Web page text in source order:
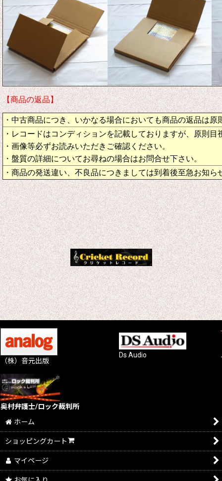
【商品の返品】
・中古商品につき、いかなる場合においても商品の返品は原
・レコードはコンディションを記載しておりますが、原則目
・画像等必ずお読みいただきご確認ください。
・盤質の詳細についてお尋ねの場合はお問合せ下さい。
・商品の発送違い、不良品につきましては到着後至急お知ら
（株）音元出版
Ds Audio
奥村弁護士/ロック裁判所
ホーム
ショッピングカート
マイページ